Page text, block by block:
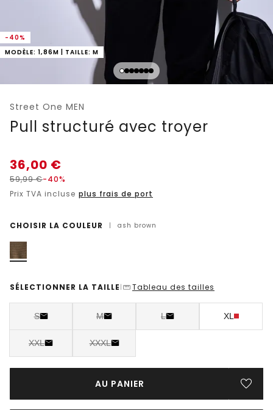
-40%
MODÈLE: 1,86M | TAILLE: M
Street One MEN
Pull structuré avec troyer
36,00 €
59,99€-40%
Prix TVA incluse plus frais de port
CHOISIR LA COULEUR | ash brown
SÉLECTIONNER LA TAILLE | Tableau des tailles
S M L XL
XXL XXXL
AU PANIER